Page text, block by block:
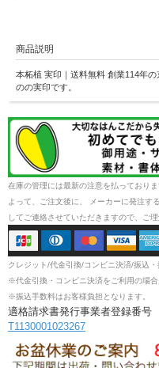
商品説明
本柘植 実印｜送料無料 創業114年
のの実印です。
在庫の管理には最新の注意を払っており
よって、ご注文後に、 メーカーに発注す
してご連絡させていただきますので、ご
クレジット/代金引換/コンビニ決済/振込・
※代金引換・コンビニ決済をご利用の場合
※振込手数料はお客様負担となります。
適格請求書発行事業者登録番号
T1130001023267